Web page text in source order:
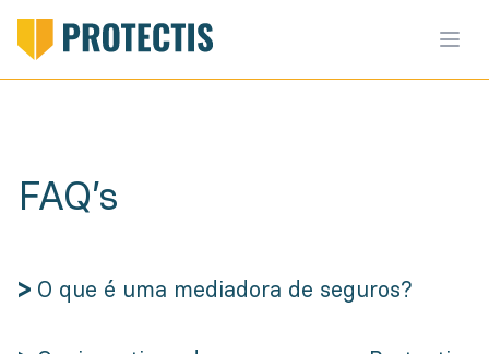
FAQ’s
> O que é uma mediadora de seguros?